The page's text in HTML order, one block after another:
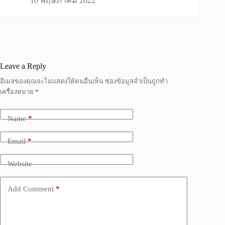
Leave a Reply
อีเมลของคุณจะไม่แสดงให้คนอื่นเห็น ช่องข้อมูลจำเป็นถูกทำ
เครื่องหมาย *
Name*
Email*
Website
Add Comment *